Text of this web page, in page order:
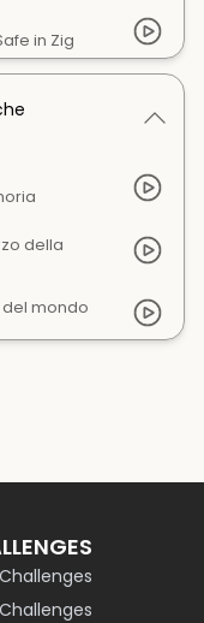
in Zig
della
mondo